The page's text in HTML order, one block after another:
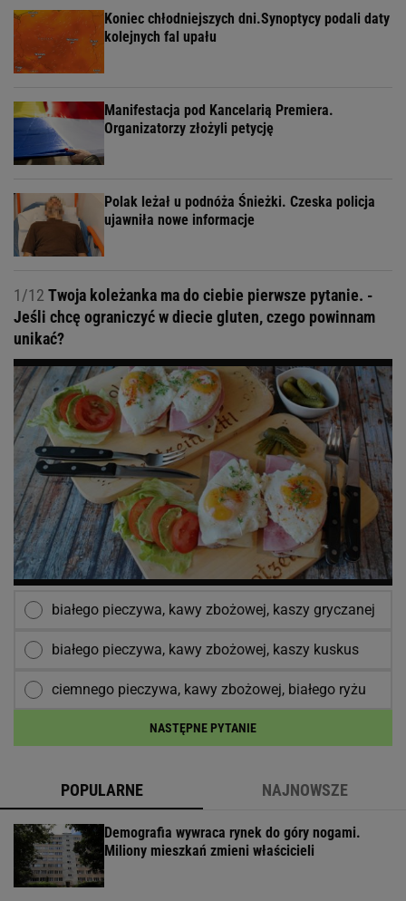
Koniec chłodniejszych dni.Synoptycy podali daty
kolejnych fal upału
Manifestacja pod Kancelarią Premiera.
Organizatorzy złożyli petycję
Polak leżał u podnóża Śnieżki. Czeska policja
ujawniła nowe informacje
1/12 Twoja koleżanka ma do ciebie pierwsze pytanie. -
Jeśli chcę ograniczyć w diecie gluten, czego powinnam
unikać?
białego pieczywa, kawy zbożowej, kaszy gryczanej
białego pieczywa, kawy zbożowej, kaszy kuskus
ciemnego pieczywa, kawy zbożowej, białego ryżu
NASTĘPNE PYTANIE
POPULARNE NAJNOWSZE
Demografia wywraca rynek do góry nogami.
Miliony mieszkań zmieni właścicieli